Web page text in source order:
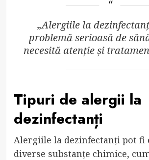
„Alergiile la
problemă serioasă de
necesită atenție și
Tipuri de alergii la
dezinfectanți
Alergiile la dezinfectanți pot fi
diverse substanțe chimice,